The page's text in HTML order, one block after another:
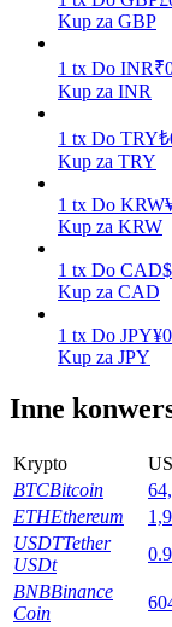
Mocna Świnka
Codziennie
Wysokie zyski
Launchpool
Kup za GBP
1 tx Do INR₹
Kup za INR
1 tx Do TRY₺
Kup za TRY
1 tx Do KRW
Kup za KRW
1 tx Do CAD$
Kup za CAD
1 tx Do JPY¥
Kup za JPY
Inne
Krypto
BTCBitcoin
ETHEthereum
USDTTether
USDt
BNBBinance
Coin